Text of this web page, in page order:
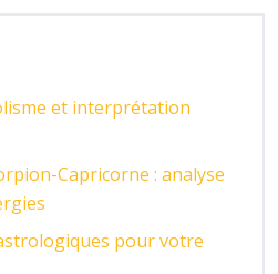
et interprétation
Capricorne : analyse
pour votre